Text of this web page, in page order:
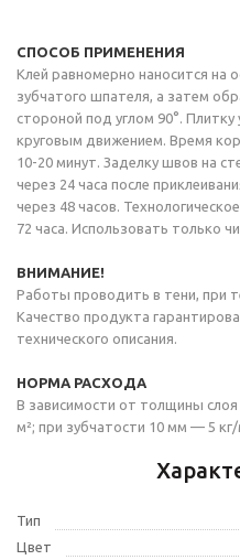
СПОСОБ ПРИМЕНЕНИЯ
Клей равномерно наносится на
зубчатого шпателя, а затем
стороной под углом 90°.
круговым движением. Время
10-20 минут. Заделку швов на
через 24 часа после
через 48 часов.
72 часа. Использовать только
ВНИМАНИЕ!
Работы проводить в тени, при
Качество продукта
технического описания.
НОРМА РАСХОДА
В зависимости от толщины
м²; при зубчатости 10 мм — 5 кг/
Тип
Цвет